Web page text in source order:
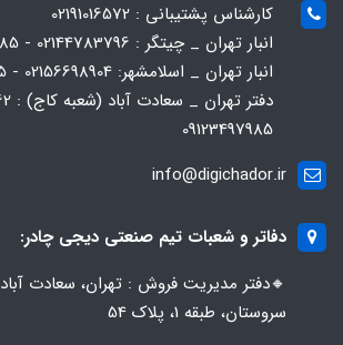
کارشناس پشتیبانی : 02191016572
انبار تهران _ چیتگر : 02144783796 - 09213497985
انبار تهران _ اسلامشهر: 02156698904 - 09353497985
09123497985
info@digichador.ir
دفاتر و شعبات تیم صنعتی دیجی چادر:
🔸️​​دفتر مدیریت فروش : تهران، سعادت
سروستان، طبقه 1، پلاک 54